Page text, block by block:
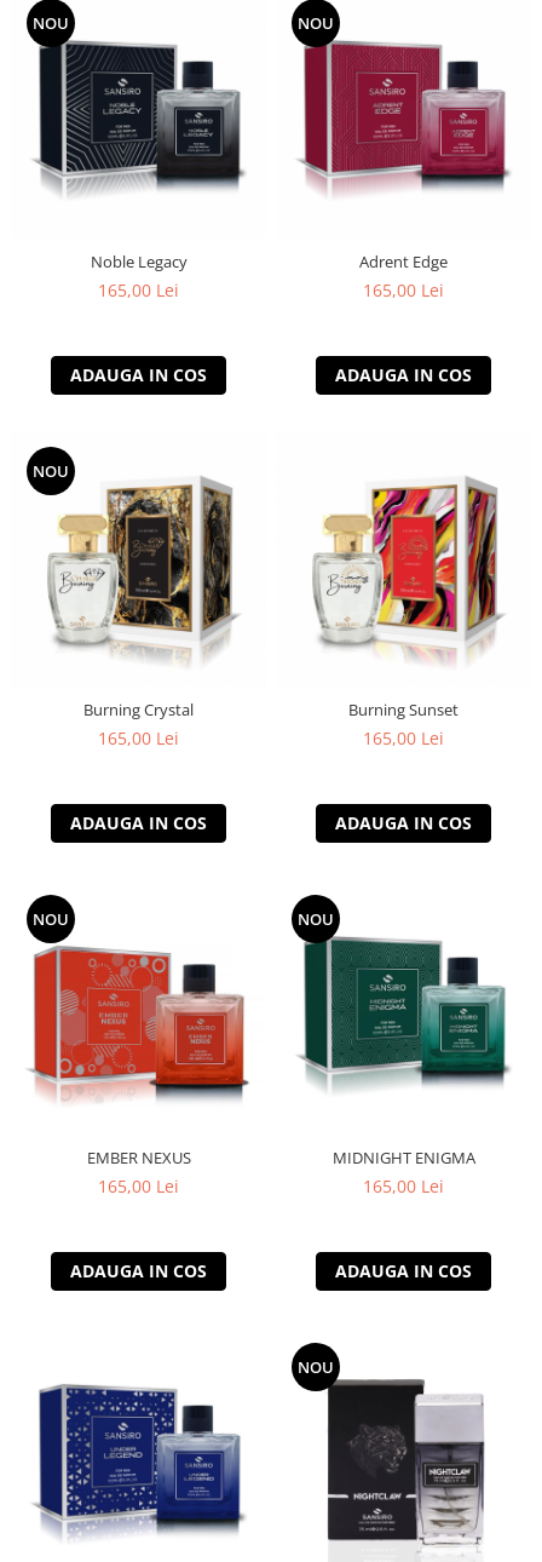
NOU
Noble Legacy
165,00 Lei
ADAUGA IN COS
NOU
Adrent Edge
165,00 Lei
ADAUGA IN COS
NOU
Burning Crystal
165,00 Lei
ADAUGA IN COS
Burning Sunset
165,00 Lei
ADAUGA IN COS
NOU
EMBER NEXUS
165,00 Lei
ADAUGA IN COS
NOU
MIDNIGHT ENIGMA
165,00 Lei
ADAUGA IN COS
NOU